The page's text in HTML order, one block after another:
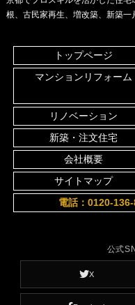
根、古民家再生、増改築、新築一
トップページ
マンションリフォーム
リノベーション
新築・注文住宅
会社概要
サイトマップ
電話：0120-
公式
X